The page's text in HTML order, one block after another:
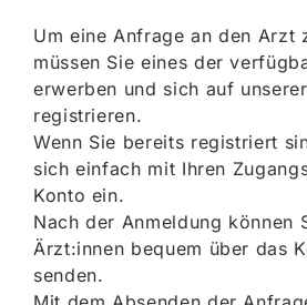
Um eine Anfrage an den Arzt
müssen Sie eines der
erwerben und sich auf
registrieren.
Wenn Sie bereits registriert
sich einfach mit Ihren
Konto ein.
Nach der Anmeldung können
Ärzt:innen bequem über das
senden.